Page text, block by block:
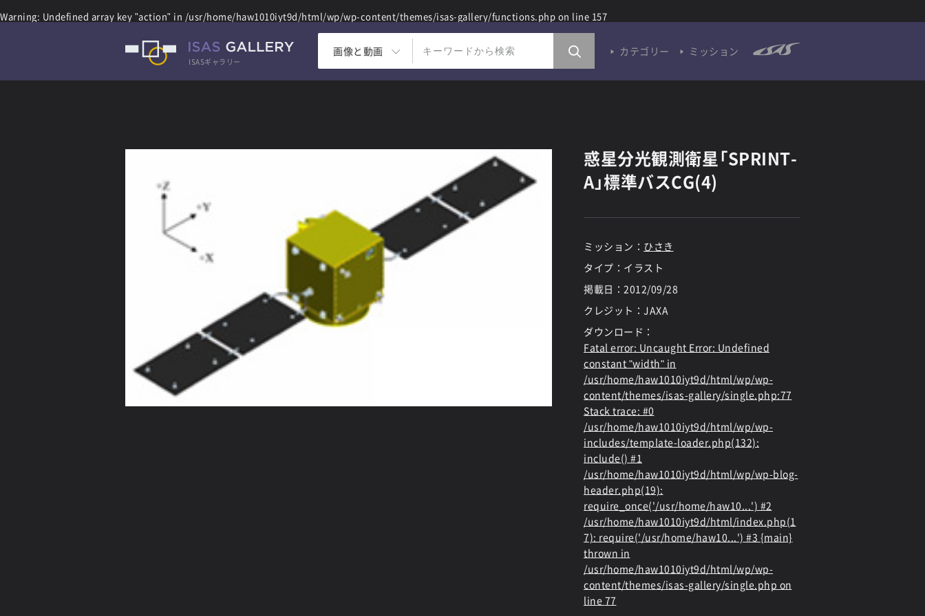
Warning: Undefined array key "action" in /usr/home/haw1010iyt9d/html/wp/wp-content/themes/isas-gallery/functions.php on line 157
ISASギャラリー
画像と動画 カテゴリー ミッション
惑星分光観測衛星「SPRINT-
A」標準バスCG(4)
ミッション： ひさき
タイプ：イラスト
掲載日： 2012/09/28
クレジット：JAXA
ダウンロード：
Fatal error: Uncaught Error: Undefined
constant "width" in
/usr/home/haw1010iyt9d/html/wp/wp-
content/themes/isas-gallery/single.php:77
Stack trace: #0
/usr/home/haw1010iyt9d/html/wp/wp-
includes/template-loader.php(132):
include() #1
/usr/home/haw1010iyt9d/html/wp/wp-blog-
header.php(19):
require_once('/usr/home/haw10...') #2
/usr/home/haw1010iyt9d/html/index.php(1
7): require('/usr/home/haw10...') #3 {main}
thrown in
/usr/home/haw1010iyt9d/html/wp/wp-
content/themes/isas-gallery/single.php on
line 77